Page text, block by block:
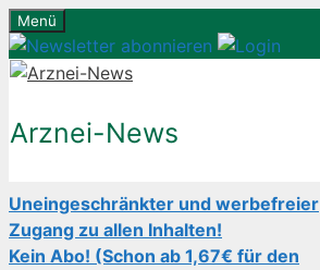
Zum
Inhalt
springen
Menü
Arznei-News
Uneingeschränkter und werbefreier
Zugang zu allen Inhalten!
Kein Abo! (Schon ab 1,67€ für den